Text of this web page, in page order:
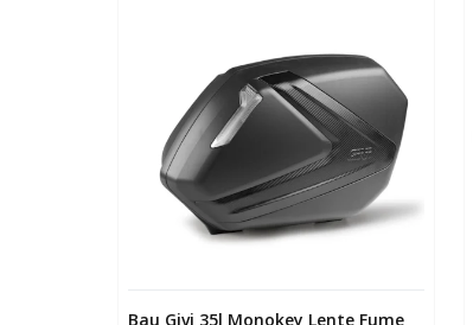
Bau Givi 35l Monokey Lente Fume